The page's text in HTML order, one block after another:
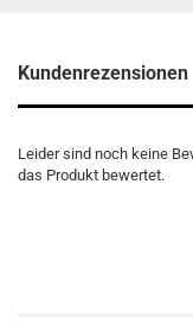
Kundenrezensionen
Leider sind noch keine
das Produkt bewertet.